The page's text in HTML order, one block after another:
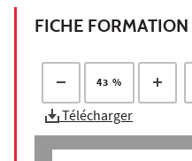
FICHE
43 %
Télécharger